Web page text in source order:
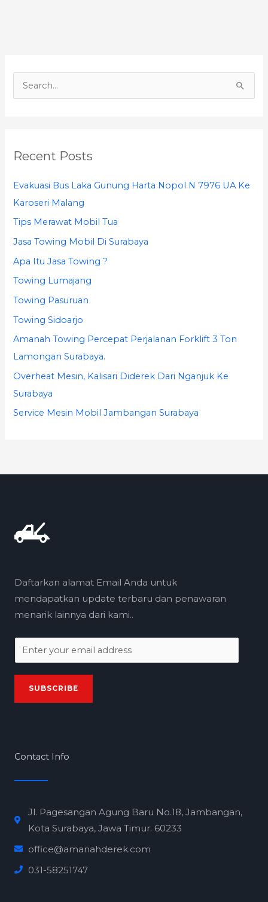
c
r
:
Recent Posts
Evakuasi Bus Laka Gunung Harta Nopol N 7976 UA Ke
Karoseri Malang
Tips Merawat Mobil Tua
Jasa Towing Mobil Di Surabaya
Apa Itu Jasa Towing ?
Towing Lumajang
Towing Pasuruan
Towing Sidoarjo
Amanah Towing Percepat Perjalanan Forklift 3 Ton
Lamongan Surabaya.
Overheat Mesin, Kalisari Diderek Dari Nganjuk Ke
Surabaya
Service Mesin Mobil Jambangan Surabaya
Daftarkan alamat Email Anda untuk
mendapatkan update terbaru dan penawaran
menarik lainnya dari kami..
m
a
SUBSCRIBE
Contact Info
Jl. Pagesangan Agung Baru No.18, Jambangan,
Kota Surabaya, Jawa Timur. 60233
office@amanahderek.com
031-58251747